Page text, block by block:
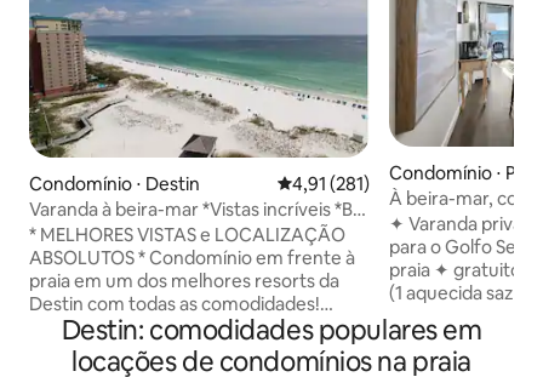
Condomínio ⋅ Destin 4,91 de uma avaliação média de
4,91 (281)
Varanda à beira-mar *Vistas incríveis *Bar
Tiki *Piscinas
* MELHORES VISTAS e LOCALIZAÇÃO
ABSOLUTOS * Condomínio em frente à
praia em um dos melhores resorts da
Destin com todas as comodidades!
Saboreie seu café e coquetéis na
varanda do 15º andar enquanto desfruta
Condomínio ⋅
Beach
À beira-mar, com
inclusa! Perto de
✦ Varanda
para o Golfo
praia ✦ gratuito (mar-
(1 aquecida
(Reconstruído
ao
Destin: comodidades populares em
locações de condomínios na praia